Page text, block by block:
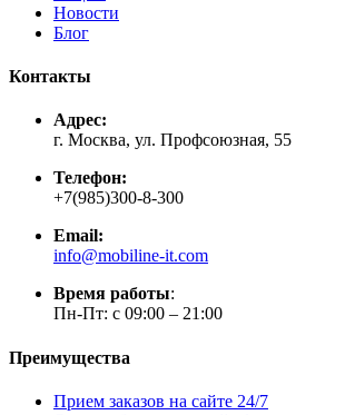
Новости
Блог
Контакты
Адрес:
г. Москва, ул. Профсоюзная, 55
Телефон:
+7(985)300-8-300
Email:
info@mobiline-it.com
Время работы:
Пн-Пт: с 09:00 – 21:00
Преимущества
Прием заказов на сайте 24/7